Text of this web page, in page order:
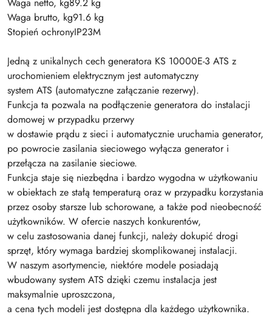
Waga netto, kg89.2 kg
Waga brutto, kg91.6 kg
Stopień ochronyIP23M
Jedną z unikalnych cech generatora KS 10000E-3 ATS z
urochomieniem elektrycznym jest automatyczny
system ATS (automatyczne załączanie rezerwy).
Funkcja ta pozwala na podłączenie generatora do instalacji
domowej w przypadku przerwy
w dostawie prądu z sieci i automatycznie uruchamia generator,
po powrocie zasilania sieciowego wyłącza generator i
przełącza na zasilanie sieciowe.
Funkcja staje się niezbędna i bardzo wygodna w użytkowaniu
w obiektach ze stałą temperaturą oraz w przypadku korzystania
przez osoby starsze lub schorowane, a także pod nieobecność
użytkowników. W ofercie naszych konkurentów,
w celu zastosowania danej funkcji, należy dokupić drogi
sprzęt, który wymaga bardziej skomplikowanej instalacji.
W naszym asortymencie, niektóre modele posiadają
wbudowany system ATS dzięki czemu instalacja jest
maksymalnie uproszczona,
a cena tych modeli jest dostępna dla każdego użytkownika.